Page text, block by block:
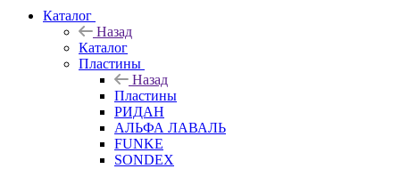
Каталог
Назад
Каталог
Пластины
Назад
Пластины
РИДАН
АЛЬФА ЛАВАЛЬ
FUNKE
SONDEX